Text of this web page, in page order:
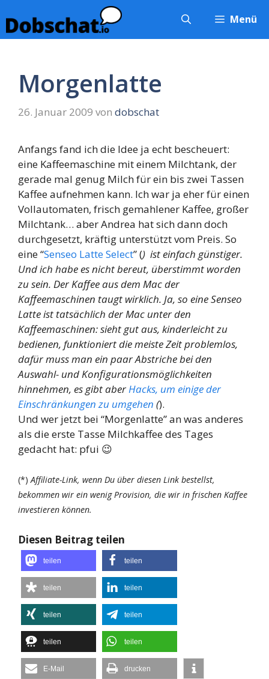
Inhalt
springen
Menü
Morgenlatte
26. Januar 2009 von dobschat
Anfangs fand ich die Idee ja echt bescheuert:
eine Kaffeemaschine mit einem Milchtank, der
gerade mal genug Milch für ein bis zwei Tassen
Kaffee aufnehmen kann. Ich war ja eher für einen
Vollautomaten, frisch gemahlener Kaffee, großer
Milchtank… aber Andrea hat sich dann doch
durchgesetzt, kräftig unterstützt vom Preis. So
eine “Senseo Latte Select” () ist einfach günstiger.
Und ich habe es nicht bereut, überstimmt worden
zu sein. Der Kaffee aus dem Mac der
Kaffeemaschinen taugt wirklich. Ja, so eine Senseo
Latte ist tatsächlich der Mac unter den
Kaffeemaschinen: sieht gut aus, kinderleicht zu
bedienen, funktioniert die meiste Zeit problemlos,
dafür muss man ein paar Abstriche bei den
Auswahl- und Konfigurationsmöglichkeiten
hinnehmen, es gibt aberHacks, um einige der
Einschränkungen zu umgehen ().
Und wer jetzt bei “Morgenlatte” an was anderes
als die erste Tasse Milchkaffee des Tages
gedacht hat: pfui 😉
(*)Affiliate-Link, wenn Du über diesen Link bestellst,
bekommen wir ein wenig Provision, die wir in frischen Kaffee
investieren können.
Diesen Beitrag teilen
teilen teilen
teilen teilen
teilen teilen
teilen teilen
E-Mail drucken